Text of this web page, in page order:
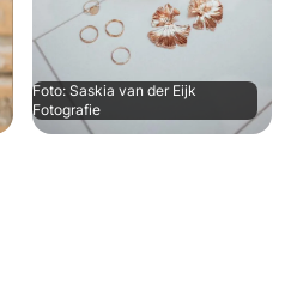
Foto: Saskia van der Eijk
Fotografie